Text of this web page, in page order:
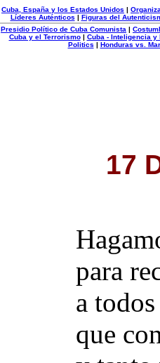
Cuba, España y los Estados Unidos |
Líderes Auténticos | Figuras del
Presidio Político de Cuba Comunista |
Cuba y el Terrorismo| Cuba - Inteligencia y
Politics | Honduras vs.
17
para
a
que